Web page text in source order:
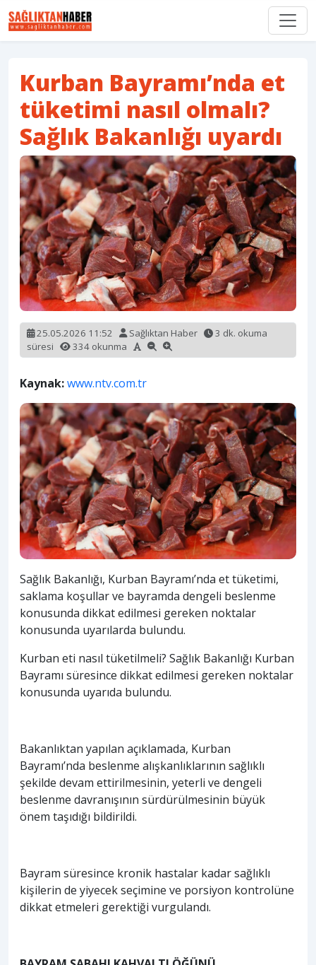
Kurban Bayramı’nda et
tüketimi nasıl olmalı?
Sağlık Bakanlığı uyardı
25.05.2026 11:52 Sağlıktan Haber
3 dk. okuma
süresi
334 okunma
Kaynak:www.ntv.com.tr
Sağlık Bakanlığı, Kurban Bayramı’nda et tüketimi,
saklama koşullar ve bayramda dengeli beslenme
konusunda dikkat edilmesi gereken noktalar
konusunda uyarılarda bulundu.
Kurban eti nasıl tüketilmeli? Sağlık Bakanlığı Kurban
Bayramı süresince dikkat edilmesi gereken noktalar
konusunda uyarıda bulundu.
Bakanlıktan yapılan açıklamada, Kurban
Bayramı’nda beslenme alışkanlıklarının sağlıklı
şekilde devam ettirilmesinin, yeterli ve dengeli
beslenme davranışının sürdürülmesinin büyük
önem taşıdığı bildirildi.
Bayram süresince kronik hastalar kadar sağlıklı
kişilerin de yiyecek seçimine ve porsiyon kontrolüne
dikkat etmeleri gerektiği vurgulandı.